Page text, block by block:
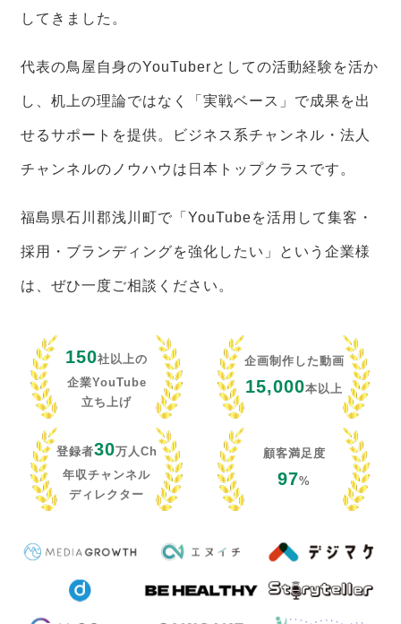
してきました。
代表の鳥屋自身のYouTuberとしての活動経験を活か
し、机上の理論ではなく「実戦ベース」で成果を出
せるサポートを提供。ビジネス系チャンネル・法人
チャンネルのノウハウは日本トップクラスです。
福島県石川郡浅川町で「YouTubeを活用して集客・
採用・ブランディングを強化したい」という企業様
は、ぜひ一度ご相談ください。
150社以上の
企業YouTube
立ち上げ
企画制作した動画
15,000本以上
登録者30万人Ch
年収チャンネル
ディレクター
顧客満足度
97%